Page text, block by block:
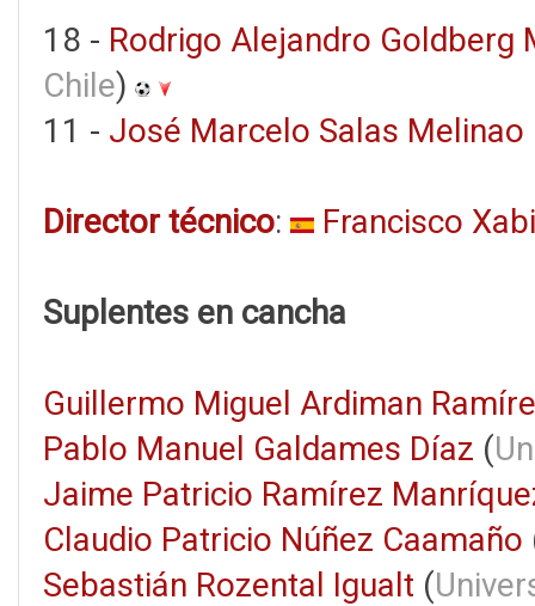
18 - Rodrigo Alejandro Goldberg
Chile)
11 - José Marcelo Salas Melinao
Director técnico: Francisco
Suplentes en cancha
Guillermo Miguel Ardiman
Pablo Manuel Galdames Díaz (
Jaime Patricio Ramírez
Claudio Patricio Núñez Caamaño
Sebastián Rozental Igualt (